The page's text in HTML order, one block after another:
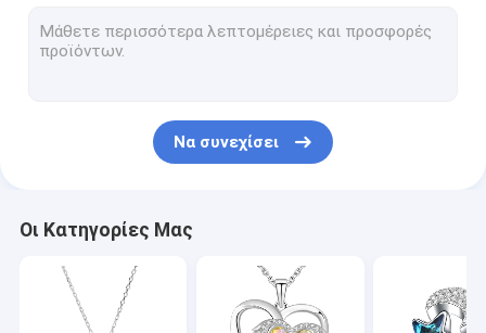
Σκουλαρίκια στεφανών συνήθειας
Εξαιρετικά ασημένια βραχιόλια κοσμήματος
Ασημένια βραχιόλια συνήθειας
Να συνεχίσει
Οι Κατηγορίες Μας